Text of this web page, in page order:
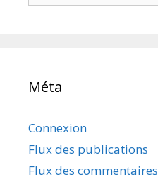
Méta
Connexion
Flux des publications
Flux des commentaires